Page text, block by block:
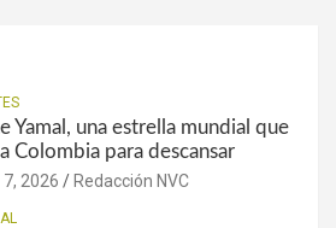
Yamal, una estrella mundial que
Colombia para descansar
2026 Redacción NVC